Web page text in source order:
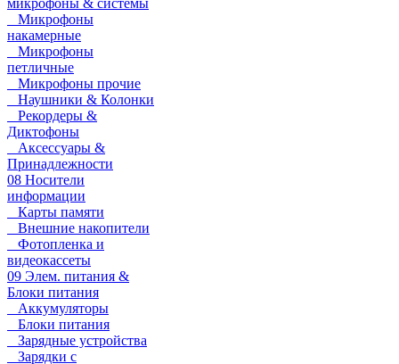
микрофоны & системы
Микрофоны
накамерные
Микрофоны
петличные
Микрофоны прочие
Наушники & Колонки
Рекордеры &
Диктофоны
Аксессуары &
Принадлежности
08 Носители
информации
Карты памяти
Внешние накопители
Фотопленка и
видеокассеты
09 Элем. питания &
Блоки питания
Аккумуляторы
Блоки питания
Зарядные устройства
Зарядки с